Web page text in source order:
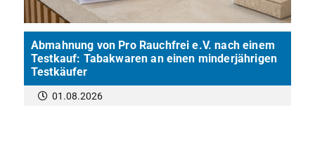
Abmahnung von Pro Rauchfrei e.V. nach einem
Testkauf: Tabakwaren an einen minderjährigen
Testkäufer
01.08.2026